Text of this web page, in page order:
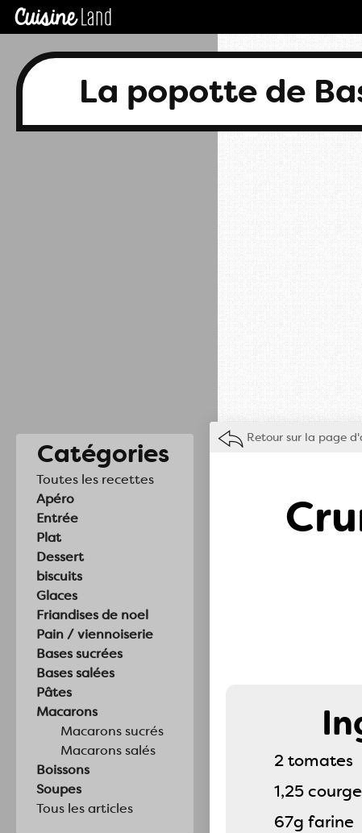
La popotte de
Catégories
Toutes les recettes
Apéro
Entrée
Plat
Dessert
biscuits
Glaces
Friandises de noel
Pain / viennoiserie
Bases sucrées
Bases salées
Pâtes
Macarons
Macarons sucrés
Macarons salés
Boissons
Soupes
Tous les articles
Retour sur la page
2 tomates
1,25
67g farine